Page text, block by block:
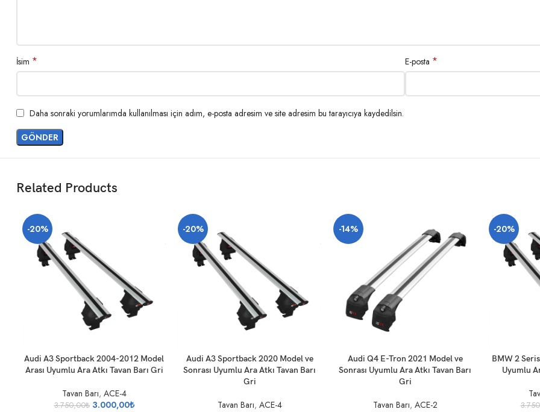
İsim * E-posta *
Daha sonraki yorumlarımda kullanılması için adım, e-posta adresim ve site adresim bu tarayıcıya kaydedilsin.
Related Products
-20%
SEPETE EKLE
Audi A3 Sportback 2004-2012 Model
Arası Uyumlu Ara Atkı Tavan Barı Gri
Tavan Barı, ACE-4
3.750,00₺ 3.000,00₺
-20%
SEPETE EKLE
Audi A3 Sportback 2020 Model ve
Sonrası Uyumlu Ara Atkı Tavan Barı
Gri
Tavan Barı, ACE-4
-14%
SEPETE EKLE
Audi Q4 E-Tron 2021 Model ve
Sonrası Uyumlu Ara Atkı Tavan Barı
Gri
Tavan Barı, ACE-2
-20%
SEPETE EKLE
BMW 2
Uyumlu